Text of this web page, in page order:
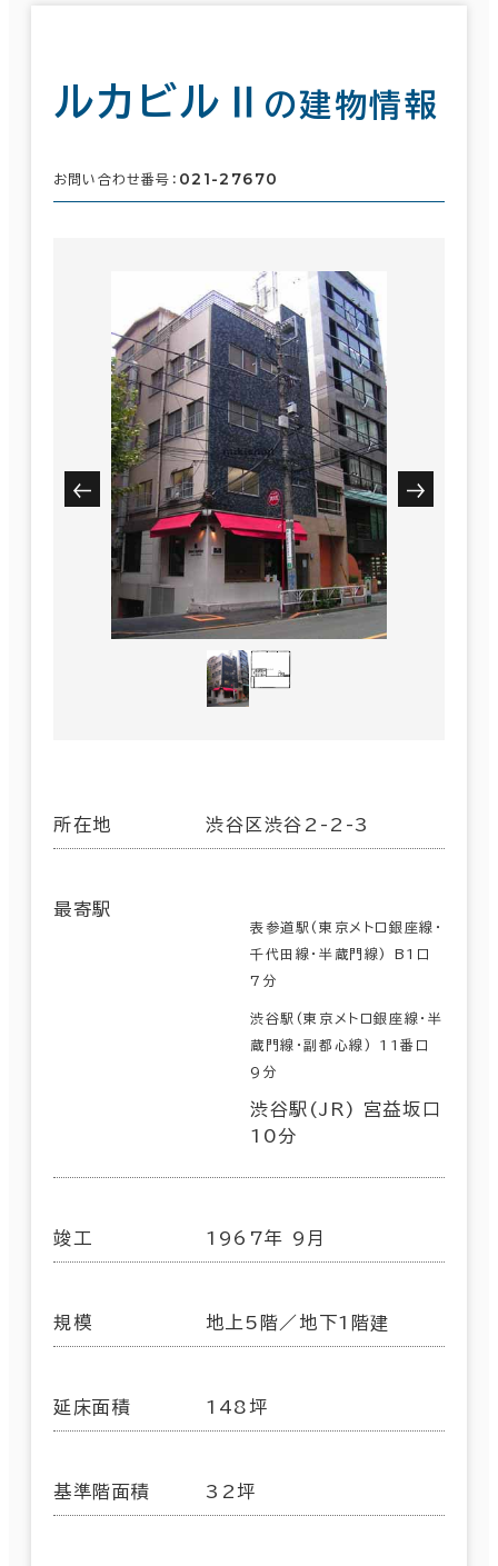
ルカビルⅡ の建物情報
お問い合わせ番号： 021-27670
所在地 渋谷区渋谷2-2-3
最寄駅
表参道駅(東京メトロ銀座線･
千代田線･半蔵門線) B1口
7分
渋谷駅(東京メトロ銀座線･半
蔵門線･副都心線) 11番口
9分
渋谷駅(JR) 宮益坂口
10分
竣工 1967年 9月
規模 地上5階／地下1階建
延床面積 148坪
基準階面積 32坪